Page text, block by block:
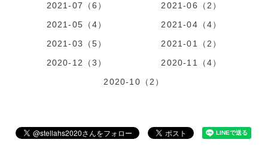
2021-07（6）
2021-06（2）
2021-05（4）
2021-04（4）
2021-03（5）
2021-01（2）
2020-12（3）
2020-11（4）
2020-10（2）